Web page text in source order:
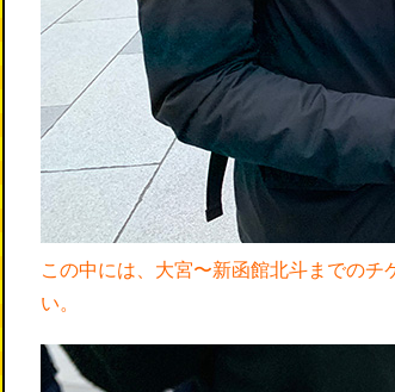
この中には、大宮〜新函館北斗までの
い。